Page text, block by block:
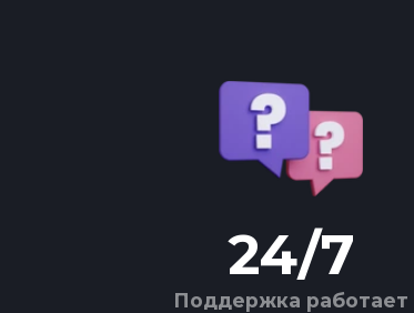
24/7
Поддержка работает